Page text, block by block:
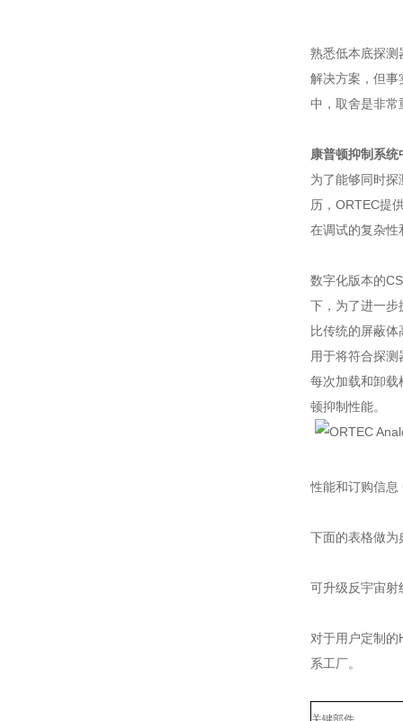
熟悉低本底探测
解决方案，但事
中，取舍是非常
康普顿抑制系统
为了能够同时
历，ORTEC提
在调试的复杂性
数字化版本的
下，为了进一步
比传统的屏蔽
用于将符合探
每次加载和卸载
顿抑制性能。
性能和订购信息
下面的表格做
可升级反宇宙射
对于用户定制
系工厂。